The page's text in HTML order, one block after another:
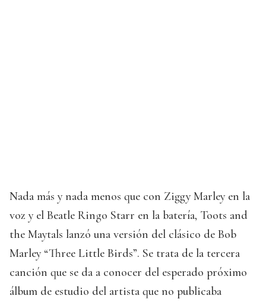
Nada más y nada menos que con Ziggy Marley en la
voz y el Beatle Ringo Starr en la batería, Toots and
the Maytals lanzó una versión del clásico de Bob
Marley “Three Little Birds”. Se trata de la tercera
canción que se da a conocer del esperado próximo
álbum de estudio del artista que no publicaba